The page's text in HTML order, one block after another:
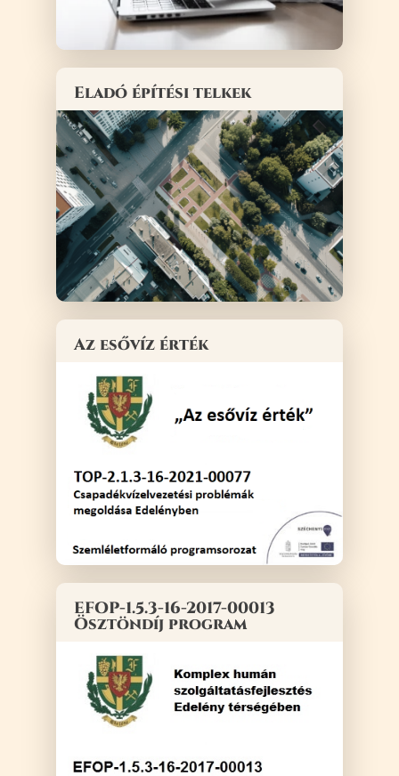
Eladó építési telkek
Az esővíz érték
EFOP-1.5.3-16-2017-00013
Ösztöndíj program